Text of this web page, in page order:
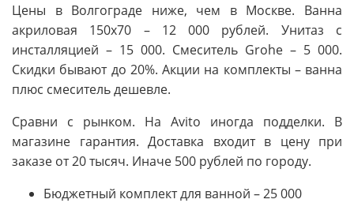
Цены в Волгограде ниже, чем в Москве. Ванна
акриловая 150x70 – 12 000 рублей. Унитаз с
инсталляцией – 15 000. Смеситель Grohe – 5 000.
Скидки бывают до 20%. Акции на комплекты – ванна
плюс смеситель дешевле.
Сравни с рынком. На Avito иногда подделки. В
магазине гарантия. Доставка входит в цену при
заказе от 20 тысяч. Иначе 500 рублей по городу.
Бюджетный комплект для ванной – 25 000